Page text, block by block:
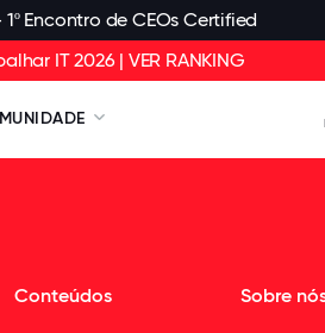
Encontro de CEOs Certified
IT 2026 | VER RANKING
Conteúdos Sobre